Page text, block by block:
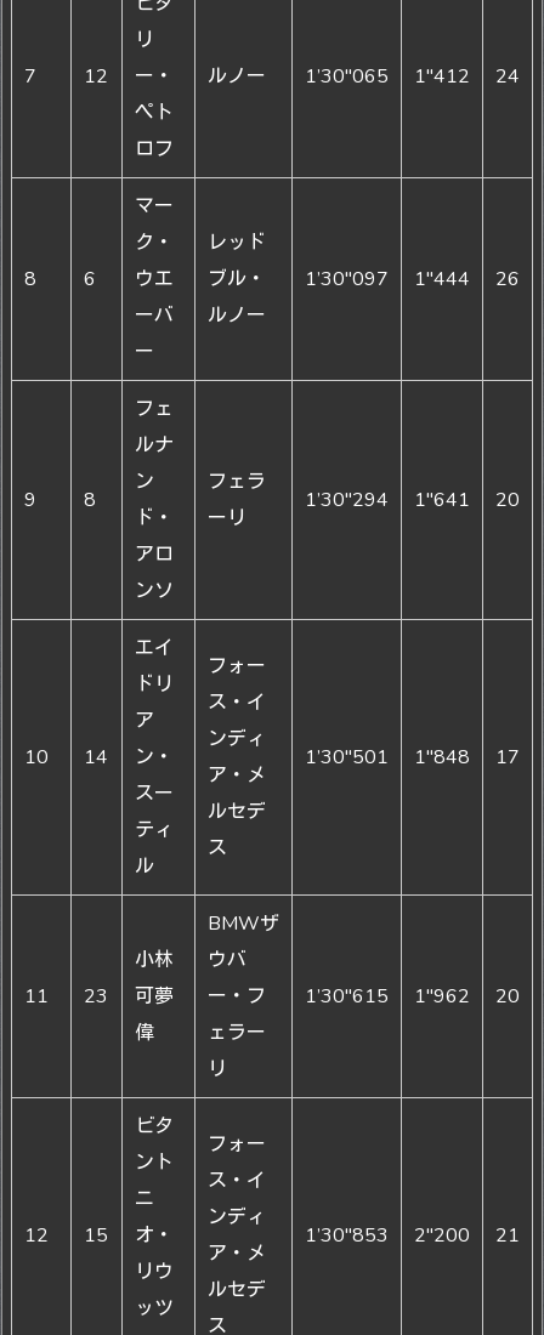
7 12
リ
ー・
ペト
ロフ
ルノー 1’30"065 1"412 24
8 6
マー
ク・
ウエ
ーバ
ー
レッド
ブル・
ルノー
1’30"097 1"444 26
9 8
フェ
ルナ
ン
ド・
アロ
ンソ
フェラ
ーリ
1’30"294 1"641 20
10 14
エイ
ドリ
ア
ン・
スー
ティ
ル
フォー
ス・イ
ンディ
ア・メ
ルセデ
ス
1’30"501 1"848 17
11 23
小林
可夢
偉
BMWザ
ウバ
ー・フ
ェラー
リ
1’30"615 1"962 20
12 15
ビタ
ント
ニ
オ・
リウ
ッツ
フォー
ス・イ
ンディ
ア・メ
ルセデ
ス
1’30"853 2"200 21